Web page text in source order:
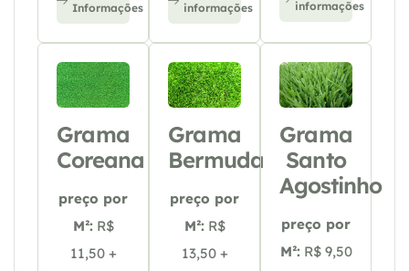
Informações
informações
informações
Grama
Coreana
preço por
M²: R$
11,50 +
Grama
Bermuda
preço por
M²: R$
13,50 +
Grama
Santo
Agostinho
preço por
M²: R$ 9,50